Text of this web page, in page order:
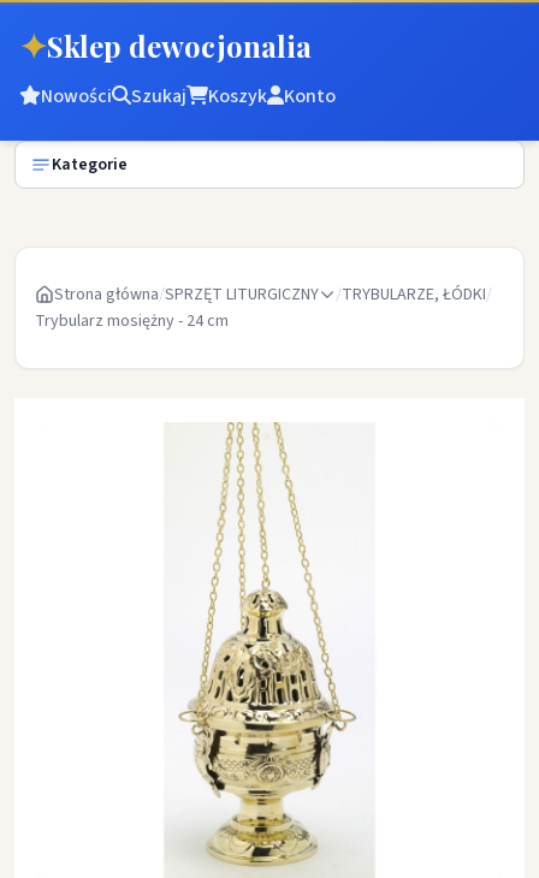
✦Sklep dewocjonalia
Nowości Szukaj Koszyk Konto
Kategorie
Strona główna/SPRZĘT LITURGICZNY /TRYBULARZE, ŁÓDKI/
Trybularz mosiężny - 24 cm